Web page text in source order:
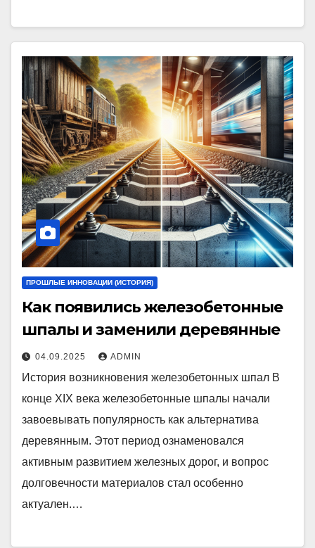
ПРОШЛЫЕ ИННОВАЦИИ (ИСТОРИЯ)
Как появились железобетонные
шпалы и заменили деревянные
04.09.2025 ADMIN
История возникновения железобетонных шпал В
конце XIX века железобетонные шпалы начали
завоевывать популярность как альтернатива
деревянным. Этот период ознаменовался
активным развитием железных дорог, и вопрос
долговечности материалов стал особенно
актуален.…